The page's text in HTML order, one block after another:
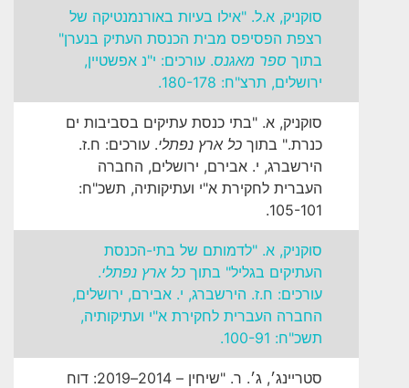
סוקניק, א.ל. "אילו בעיות באורנמנטיקה של
רצפת הפסיפס מבית הכנסת העתיק בנערן"
בתוך ספר מאגנס. עורכים: י"נ אפשטיין,
ירושלים, תרצ"ח: 180-178.
סוקניק, א. "בתי כנסת עתיקים בסביבות ים
כנרת." בתוך כל ארץ נפתלי. עורכים: ח.ז.
הירשברג, י. אבירם, ירושלים, החברה
העברית לחקירת א"י ועתיקותיה, תשכ"ח:
105-101.
סוקניק, א. "לדמותם של בתי-הכנסת
העתיקים בגליל" בתוך כל ארץ נפתלי.
עורכים: ח.ז. הירשברג, י. אבירם, ירושלים,
החברה העברית לחקירת א"י ועתיקותיה,
תשכ"ח: 100-91.
סטריינג׳, ג׳. ר. "שיחין – 2014–2019: דוח